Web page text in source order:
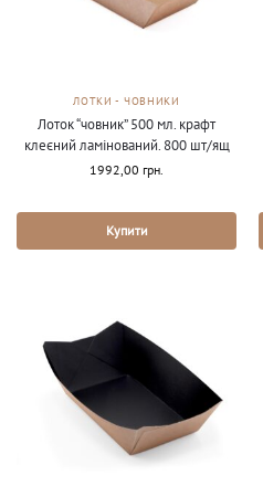
ЛОТКИ - ЧОВНИКИ
Лоток “човник” 500 мл. крафт
клеєний ламінований. 800 шт/ящ
1992,00 грн.
Купити